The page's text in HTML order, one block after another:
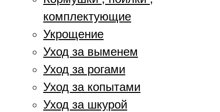
комплектующие
Укрощение
Уход за выменем
Уход за рогами
Уход за копытами
Уход за шкурой